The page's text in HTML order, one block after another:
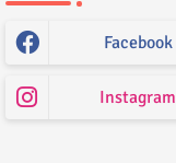
Facebook
Instagram